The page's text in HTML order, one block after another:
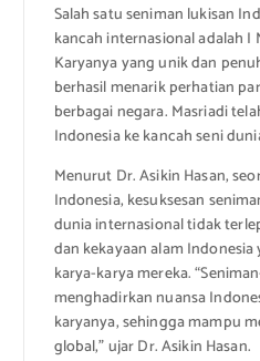
Salah satu seniman lukisan
kancah internasional adalah I
Karyanya yang unik dan
berhasil menarik perhatian
berbagai negara. Masriadi
Indonesia ke kancah seni
Menurut Dr. Asikin Hasan,
Indonesia, kesuksesan
dunia internasional tidak
dan kekayaan alam
karya-karya mereka.
menghadirkan nuansa
karyanya, sehingga mampu
global,” ujar Dr. Asikin Hasan.